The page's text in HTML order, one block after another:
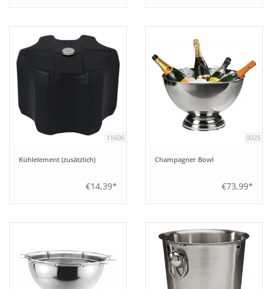
11606
Kühlelement (zusätzlich)
€14,39*
0025
Champagner Bowl
€73,99*